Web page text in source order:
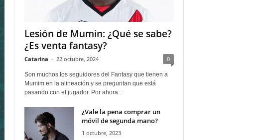
Lesión de Mumin: ¿Qué se sabe?
¿Es venta fantasy?
Catarina - 22 octubre, 2024 0
Son muchos los seguidores del Fantasy que tienen a
Mumim en la alineación y se preguntan que está
pasando con el jugador. Por ahora...
¿Vale la pena comprar un
móvil de segunda mano?
1 octubre, 2023